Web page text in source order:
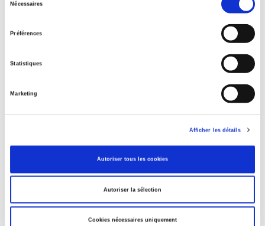
Nécessaires
Préférences
Statistiques
Marketing
Afficher les détails
Autoriser tous les cookies
Autoriser la sélection
Cookies nécessaires uniquement
La mutation climatique